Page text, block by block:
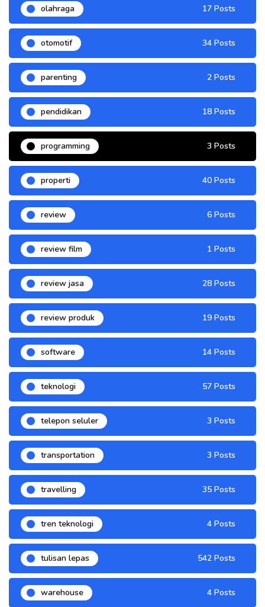
olahraga 17 Posts
otomotif 34 Posts
parenting 2 Posts
pendidikan 18 Posts
programming 3 Posts
properti 40 Posts
review 6 Posts
review film 1 Posts
review jasa 28 Posts
review produk 19 Posts
software 14 Posts
teknologi 57 Posts
telepon seluler 3 Posts
transportation 3 Posts
travelling 35 Posts
tren teknologi 4 Posts
tulisan lepas 542 Posts
warehouse 4 Posts